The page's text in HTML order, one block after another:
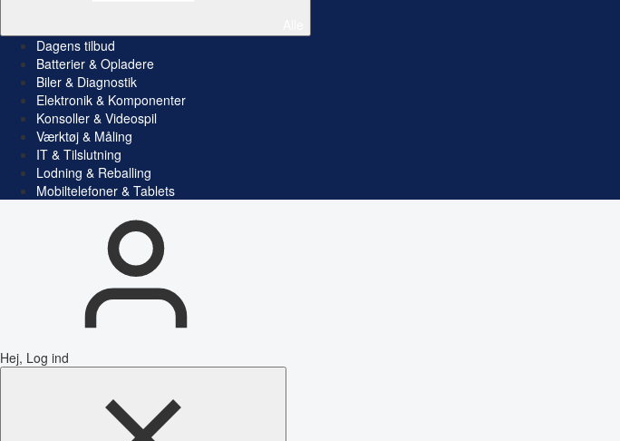
Dagens tilbud
Batterier & Opladere
Biler & Diagnostik
Elektronik & Komponenter
Konsoller & Videospil
Værktøj & Måling
IT & Tilslutning
Lodning & Reballing
Mobiltelefoner & Tablets
Hej, Log ind